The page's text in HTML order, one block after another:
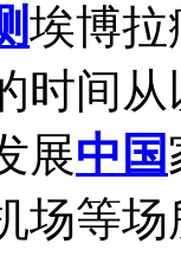
埃博拉
时间
展中国
场等